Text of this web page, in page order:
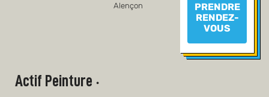
Alençon
PRENDRE
RENDEZ-
VOUS
Actif Peinture •